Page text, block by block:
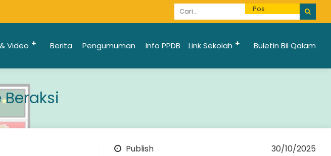
Informasi Penerimaan Santri Baru 2025/2026
Video Berita Pengumuman Info PPDB Link Sekolah Buletin Bil Qalam
Beraksi
Publish
30/10/2025